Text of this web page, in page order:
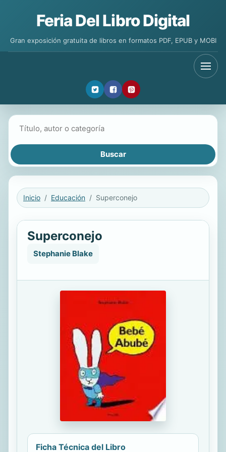
Feria Del Libro Digital
Gran exposición gratuita de libros en formatos PDF, EPUB y MOBI
Inicio Educación Superconejo
Superconejo
Stephanie Blake
Ficha Técnica del Libro